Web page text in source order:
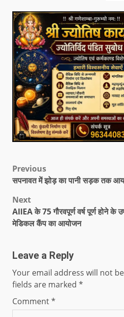
Previous
सपनावत में झोड़ का पानी सड़क तक
Next
AIIEA के 75 गौरवपूर्ण वर्ष पूर्ण होने के
मेडिकल कैंप का आयोजन
Leave a Reply
Your email address will not
fields are marked *
Comment*